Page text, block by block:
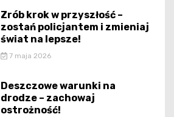
Zrób krok w przyszłość –
zostań policjantem i zmieniaj
świat na lepsze!
7 maja 2026
Deszczowe warunki na
drodze – zachowaj
ostrożność!